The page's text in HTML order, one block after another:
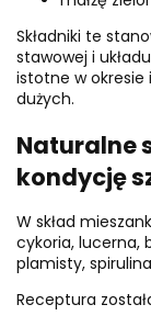
Składniki te
stawowej i
istotne w okresie
dużych.
Naturalne
kondycję
W skład
cykoria, lucerna,
plamisty,
Receptura